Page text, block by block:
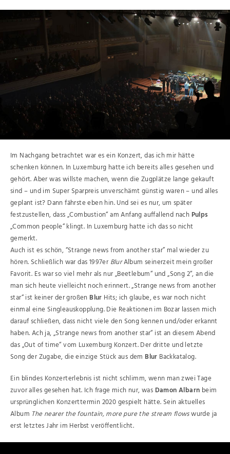
Im Nachgang betrachtet war es ein Konzert, das ich mir hätte
schenken können. In Luxemburg hatte ich bereits alles gesehen und
gehört. Aber was willste machen, wenn die Zugplätze lange gekauft
sind – und im Super Sparpreis unverschämt günstig waren – und alles
geplant ist? Dann fährste eben hin. Und sei es nur, um später
festzustellen, dass „Combustion“ am Anfang auffallend nach Pulps
„Common people“ klingt. In Luxemburg hatte ich das so nicht
gemerkt.
Auch ist es schön, “Strange news from another star” mal wieder zu
hören. Schließlich war das 1997er BlurAlbum seinerzeit mein großer
Favorit. Es war so viel mehr als nur „Beetlebum“ und „Song 2“, an die
man sich heute vielleicht noch erinnert. „Strange news from another
star“ ist keiner der großen Blur Hits; ich glaube, es war noch nicht
einmal eine Singleauskopplung. Die Reaktionen im Bozar lassen mich
darauf schließen, dass nicht viele den Song kennen und/oder erkannt
haben. Ach ja, „Strange news from another star“ ist an diesem Abend
das „Out of time“ vom Luxemburg Konzert. Der dritte und letzte
Song der Zugabe, die einzige Stück aus dem Blur Backkatalog.
Ein blindes Konzerterlebnis ist nicht schlimm, wenn man zwei Tage
zuvor alles gesehen hat. Ich frage mich nur, was Damon Albarn beim
ursprünglichen Konzerttermin 2020 gespielt hätte. Sein aktuelles
Album The nearer the fountain, more pure the stream flowswurde ja
erst letztes Jahr im Herbst veröffentlicht.